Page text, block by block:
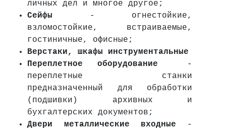
личных дел и многое другое;
Сейфы - огнестойкие,
взломостойкие, встраиваемые,
гостиничные, офисные;
Верстаки, шкафы инструментальные
Переплетное оборудование -
переплетные станки
предназначенный для обработки
(подшивки) архивных и
бухгалтерских документов;
Двери металлические входные
-